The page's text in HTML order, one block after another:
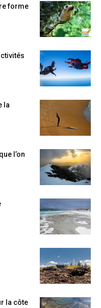
forme
la
l’on
la côte